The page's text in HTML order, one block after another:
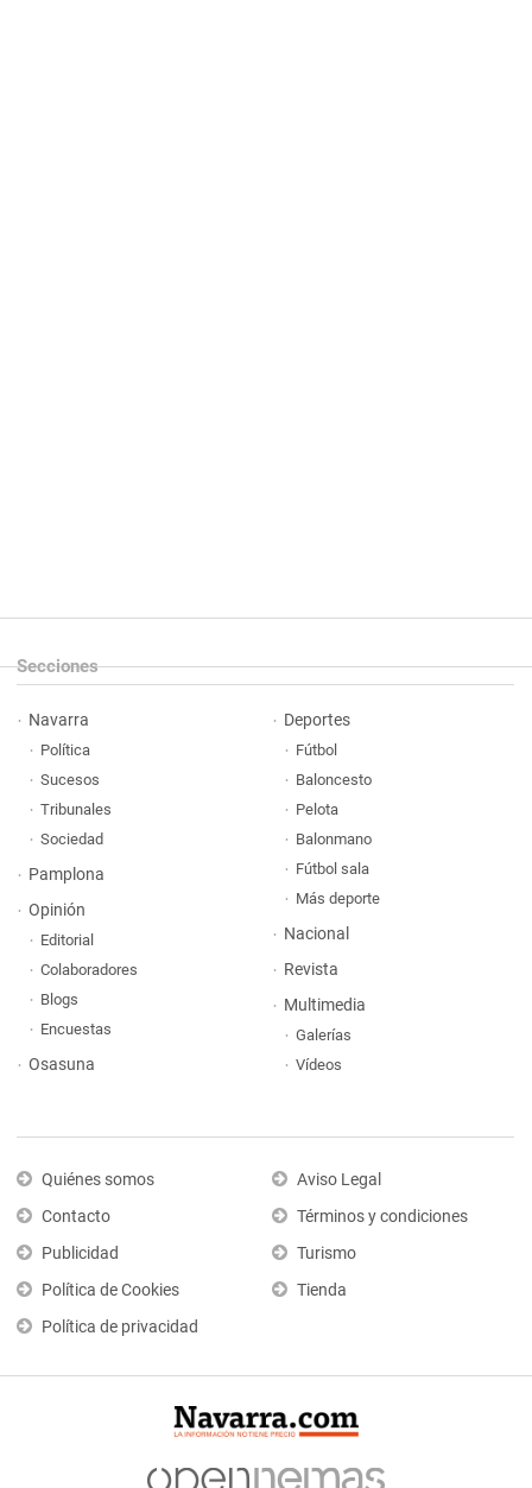
Secciones
Navarra
Política
Sucesos
Tribunales
Sociedad
Pamplona
Opinión
Editorial
Colaboradores
Blogs
Encuestas
Osasuna
Deportes
Fútbol
Baloncesto
Pelota
Balonmano
Fútbol sala
Más deporte
Nacional
Revista
Multimedia
Galerías
Vídeos
Quiénes somos
Contacto
Publicidad
Política de Cookies
Política de privacidad
Aviso Legal
Términos y condiciones
Turismo
Tienda